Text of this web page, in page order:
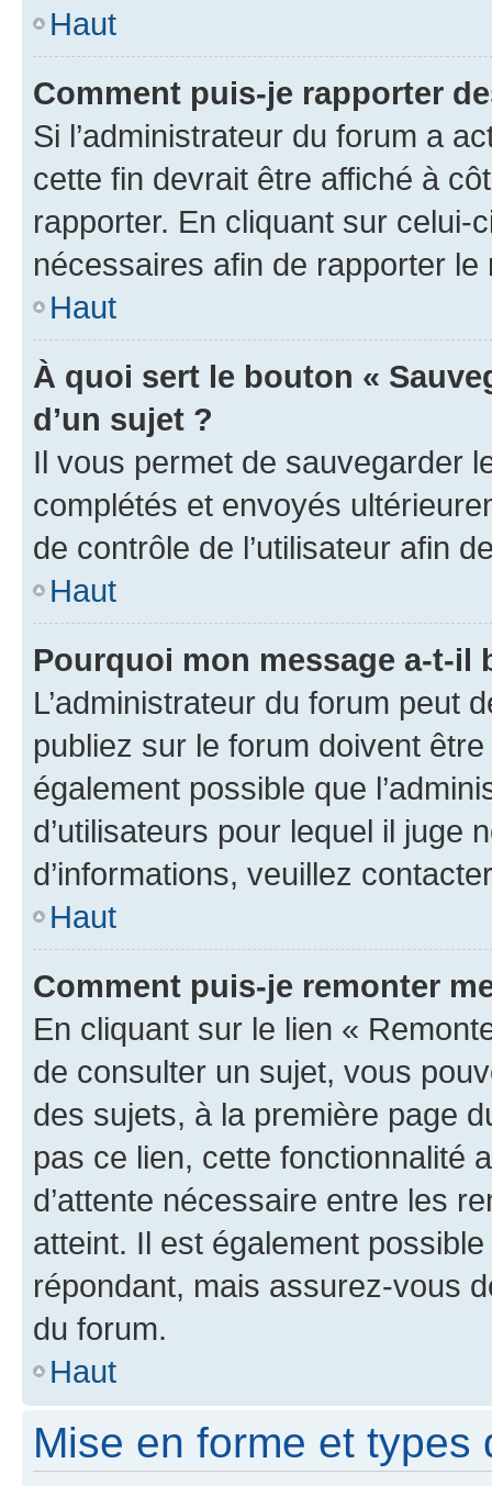
Haut
Comment puis-je rapporter
Si l’administrateur du forum a
cette fin devrait être affiché à
rapporter. En cliquant sur
nécessaires afin de rapporter le
Haut
À quoi sert le bouton «
d’un sujet ?
Il vous permet de sauvegarder
complétés et envoyés
de contrôle de l’utilisateur afin
Haut
Pourquoi mon message a-t-il
L’administrateur du forum peut
publiez sur le forum doivent
également possible que
d’utilisateurs pour lequel il juge
d’informations, veuillez
Haut
Comment puis-je remonter
En cliquant sur le lien «
de consulter un sujet, vous
des sujets, à la première page
pas ce lien, cette fonctionnalité
d’attente nécessaire entre les
atteint. Il est également
répondant, mais assurez-vous
du forum.
Haut
Mise en forme et types